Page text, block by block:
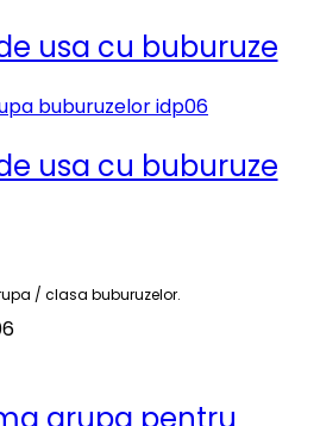
usa cu buburuze
usa cu buburuze
/ clasa buburuzelor.
grupa pentru